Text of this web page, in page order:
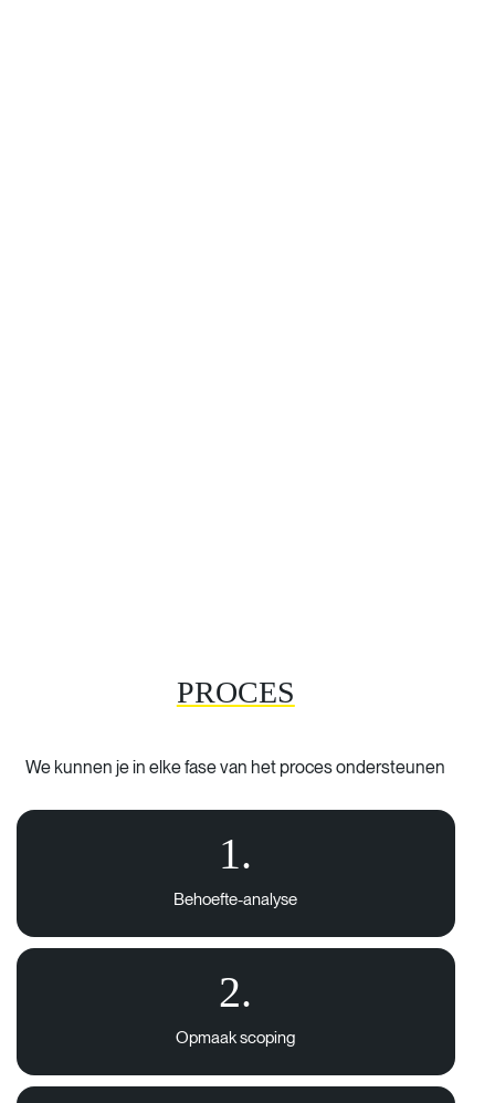
PROCES
We kunnen je in elke fase van het proces ondersteunen
1.
Behoefte-analyse
2.
Opmaak scoping